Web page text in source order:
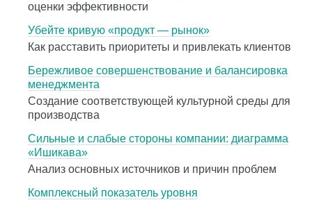
оценки эффективности
Убейте кривую «продукт — рынок»
Как расставить приоритеты и привлекать клиентов
Бережливое совершенствование и балансировка
менеджмента
Cоздание соответствующей культурной среды для
производства
Cильные и слабые стороны компании: диаграмма
«Ишикава»
Анализ основных источников и причин проблем
Комплексный показатель уровня